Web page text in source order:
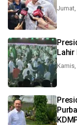
Jumat,
Lahir
Kamis,